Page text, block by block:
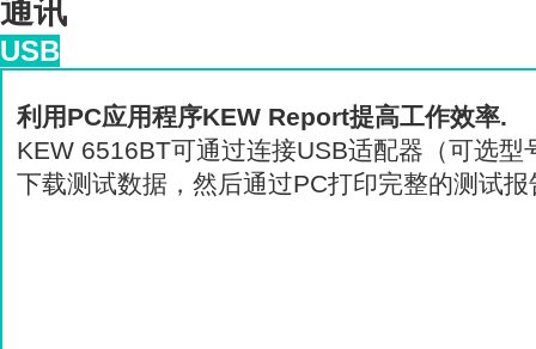
通讯
USB
利用PC应用程序KEW Report提高工作效率.
KEW 6516BT可通过连接USB适配器（可选型
下载测试数据， 然后通过PC打印完整的测试报